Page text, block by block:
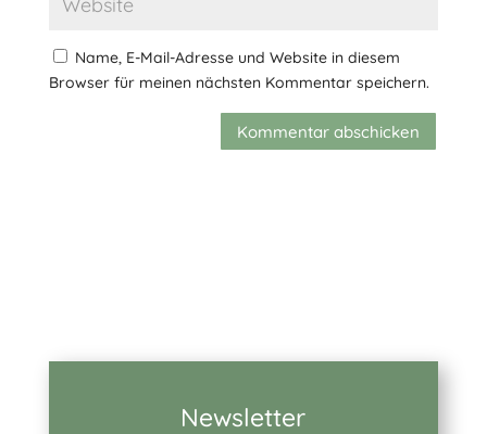
Name, E-Mail-Adresse und Website in diesem
Browser für meinen nächsten Kommentar speichern.
Kommentar abschicken
Newsletter